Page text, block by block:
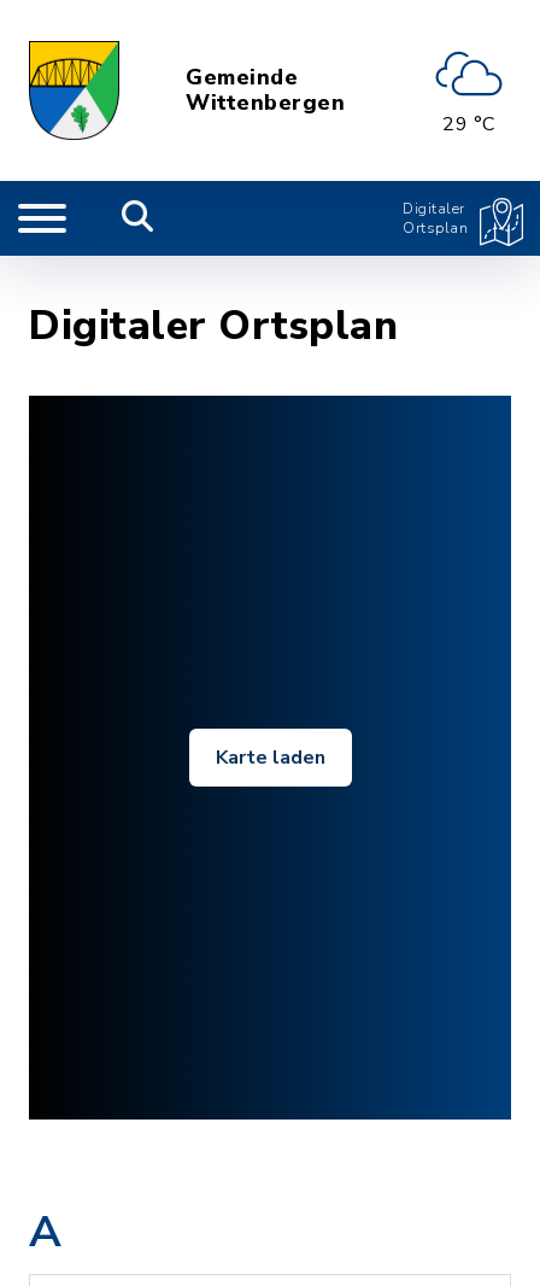
Gemeinde
Wittenbergen
29 °C
Digitaler
Ortsplan
Digitaler Ortsplan
Karte laden
A